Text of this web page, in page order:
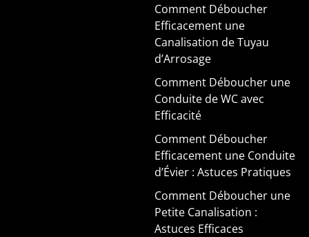
Comment Déboucher
Efficacement une
Canalisation de Tuyau
d’Arrosage
Comment Déboucher une
Conduite de WC avec
Efficacité
Comment Déboucher
Efficacement une Conduite
d’Évier : Astuces Pratiques
Comment Déboucher une
Petite Canalisation :
Astuces Efficaces